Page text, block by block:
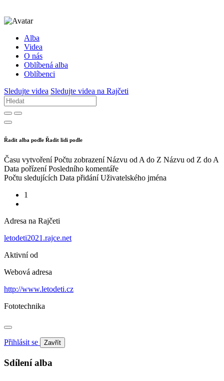
Alba
Videa
O nás
Oblíbená alba
Oblíbenci
Sledujte videa Sledujte videa na Rajčeti
Řadit alba podle Řadit lidi podle
Času vytvoření Počtu zobrazení Názvu od A do Z Názvu od Z do A
Data pořízení Posledního komentáře
Počtu sledujících Data přidání Uživatelského jména
1
Adresa na Rajčeti
letodeti2021.rajce.net
Aktivní od
Webová adresa
http://www.letodeti.cz
Fototechnika
Přihlásit se Zavřít
Sdílení alba